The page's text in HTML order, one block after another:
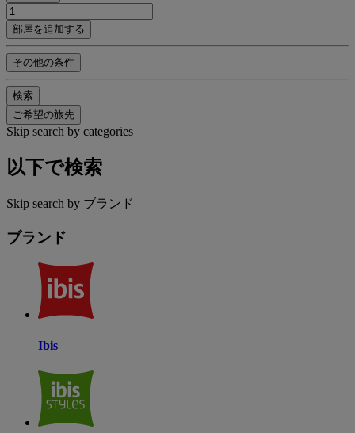
部屋を追加する
その他の条件
検索
ご希望の旅先
Skip search by categories
以下で検索
Skip search by ブランド
ブランド
Ibis